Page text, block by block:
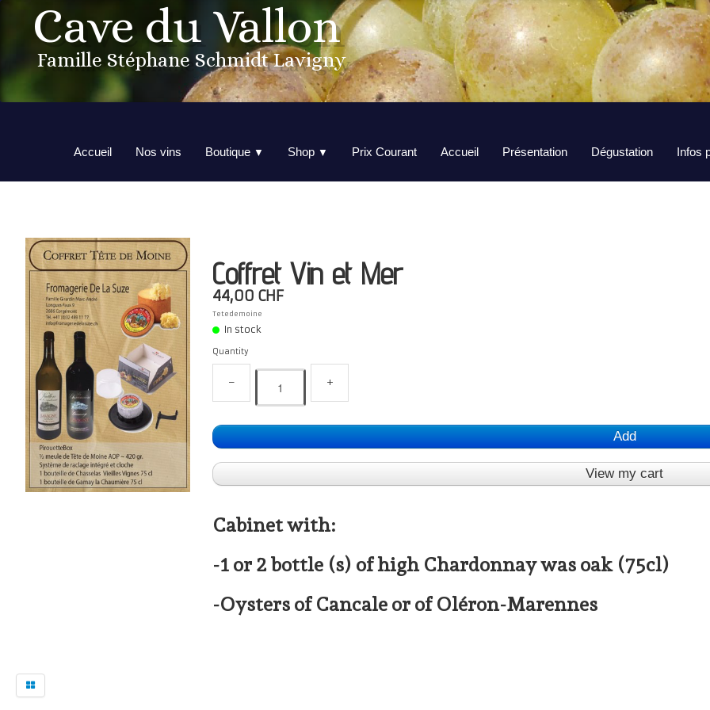
Cave du Vallon
Famille Stéphane Schmidt Lavigny
Accueil Nos vins Boutique ▼ Shop ▼ Prix Courant Accueil Présentation Dégustation Infos
Coffret Vin et Mer
44,00 CHF
Tetedemoine
In stock
Quantity
− +
Add
View my cart
Cabinet with:
-1 or 2 bottle (s) of high Chardonnay was oak (75cl)
-Oysters of Cancale or of Oléron-Marennes